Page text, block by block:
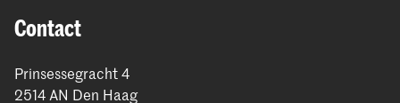
Contact
Prinsessegracht 4
2514 AN Den Haag